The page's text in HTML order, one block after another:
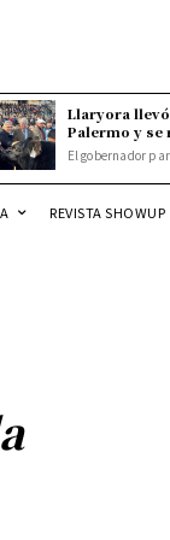
Llaryora
Palermo y se
El gobernador
REVISTA SHOWUP